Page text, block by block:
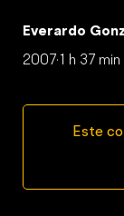
Everardo
2007·1 h 37 min
Este